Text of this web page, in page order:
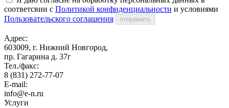
соответсвии с Политикой конфиденциальности и условиями
Пользовательского соглашения
отправить
Адрес:
603009, г. Нижний Новгород,
пр. Гагарина д. 37г
Тел./факс:
8 (831) 272-77-07
E-mail:
info@e-n.ru
Услуги